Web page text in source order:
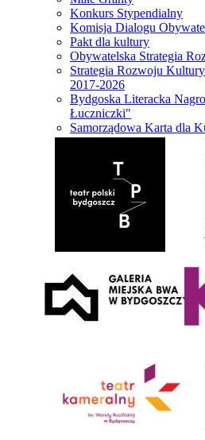
Konkurs Stypendialny
Komisja Dialogu
Pakt dla kultury
Obywatelska Strategia
Strategia Rozwoju
2017-2026
Bydgoska Literacka
Łuczniczki"
Samorządowa Karta dla